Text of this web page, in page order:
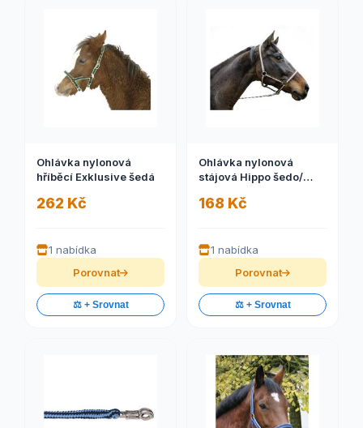
Ohlávka nylonová
hříběcí Exklusive šedá
262 Kč
1 nabídka
Porovnat
⚖️ + Srovnat
Ohlávka nylonová
stájová Hippo šedo/
168 Kč
1 nabídka
Porovnat
⚖️ + Srovnat